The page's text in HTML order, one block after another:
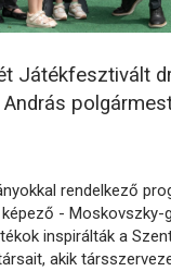
Játékfesztivált
rendelkező
- Moskovszky-
inspirálták a
akik